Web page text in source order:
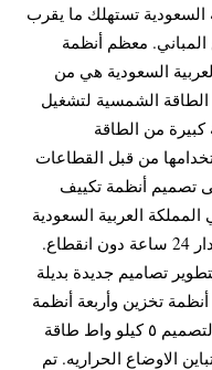
السعودية تستهلك ما يقرب
المباني. معظم أنظمة
السعودية هي من
الطاقة الشمسية لتشغيل
من الطاقة
من قبل القطاعات
تصميم أنظمة تكييف
العربية السعودية
لاستيعاب حمولة التبريد اليومي على مدار 24 ساعة دون انقطاع.
تصاميم جديدة بديلة
تخزين وأربعة أنظمة
تخزين مجتمعه. يلي ذلك تحليل متعمق لتصميم ٥ كيلو واط طاقة
الاوضاع الحراريه. تم